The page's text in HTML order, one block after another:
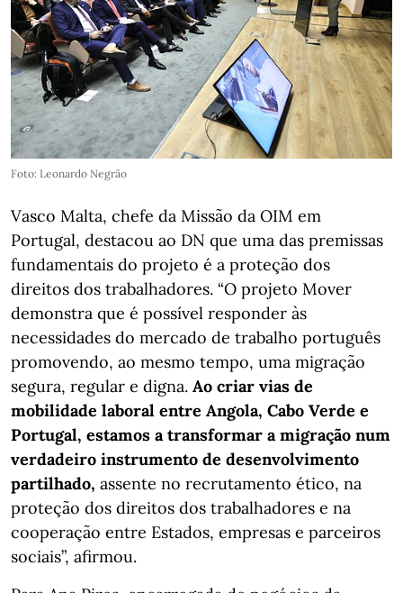
Foto: Leonardo Negrão
Vasco Malta, chefe da Missão da OIM em
Portugal, destacou ao DN que uma das premissas
fundamentais do projeto é a proteção dos
direitos dos trabalhadores. “O projeto Mover
demonstra que é possível responder às
necessidades do mercado de trabalho português
promovendo, ao mesmo tempo, uma migração
segura, regular e digna. Ao criar vias de
mobilidade laboral entre Angola, Cabo Verde e
Portugal, estamos a transformar a migração num
verdadeiro instrumento de desenvolvimento
partilhado, assente no recrutamento ético, na
proteção dos direitos dos trabalhadores e na
cooperação entre Estados, empresas e parceiros
sociais”, afirmou.